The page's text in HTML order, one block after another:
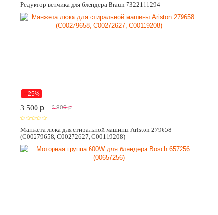
Редуктор венчика для блендера Braun 7322111294
--25%
3 500 p 2 800 p
Манжета люка для стиральной машины Ariston 279658
(C00279658, C00272627, C00119208)